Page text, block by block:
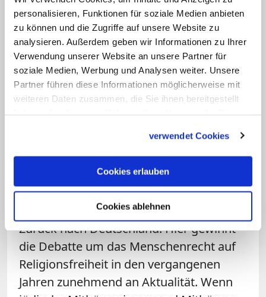
personalisieren, Funktionen für soziale Medien anbieten
zu können und die Zugriffe auf unsere Website zu
analysieren. Außerdem geben wir Informationen zu Ihrer
Verwendung unserer Website an unsere Partner für
soziale Medien, Werbung und Analysen weiter. Unsere
Partner führen diese Informationen möglicherweise mit
weiteren Daten zusammen, die Sie ihnen bereitgestellt
verwendet Cookies
Cookies erlauben
Cookies ablehnen
werden – und umgekehrt.
Wie man verfolgten Christen am
besten hilft
Übrigens: Mit diesem ganzheitlichen und
religionsverbindenden Ansatz, flankiert
Sozialarbeit, Konfliktprävention und
interreligiösen Dialog, kann man
diskriminierten, bedrängten und
verfolgten Christen am besten helfen.
Zurück nach Deutschland: Hier gewinnt
die Debatte um das Menschenrecht auf
Religionsfreiheit in den vergangenen
Jahren zunehmend an Aktualität. Wenn